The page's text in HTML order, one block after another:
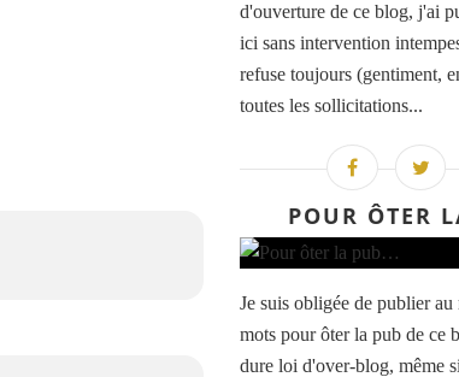
d'ouverture de ce blog, j'ai
ici sans intervention
refuse toujours (gentiment,
toutes les sollicitations...
POUR ÔTER
Je suis obligée de publier
mots pour ôter la pub de ce
dure loi d'over-blog, même